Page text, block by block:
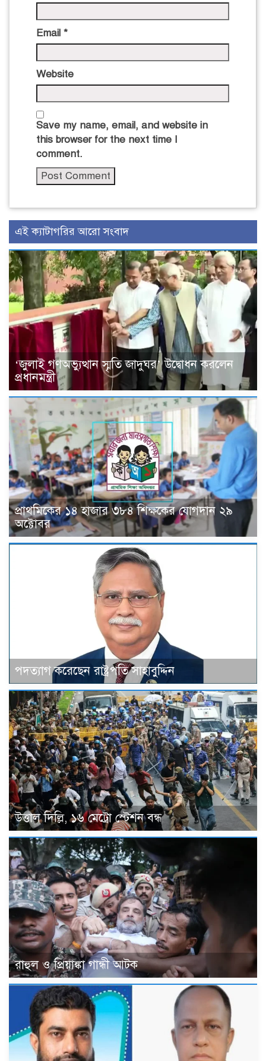
Email *
Website
Save my name, email, and website in
this browser for the next time I
comment.
এই ক্যাটাগরির আরো সংবাদ
‘জুলাই গণঅভ্যুত্থান স্মৃতি জাদুঘর’ উদ্বোধন করলেন
প্রধানমন্ত্রী
প্রাথমিকের ১৪ হাজার ৩৮৪ শিক্ষকের যোগদান ২৯
অক্টোবর
পদত্যাগ করেছেন রাষ্ট্রপতি সাহাবুদ্দিন
উত্তাল দিল্লি, ১৬ মেট্রো স্টেশন বন্ধ
রাহুল ও প্রিয়াঙ্কা গান্ধী আটক